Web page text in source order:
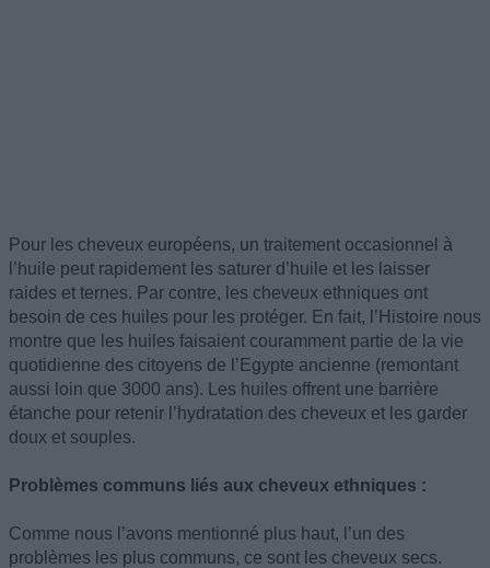
Pour les cheveux européens, un traitement occasionnel à
l’huile peut rapidement les saturer d’huile et les laisser
raides et ternes. Par contre, les cheveux ethniques ont
besoin de ces huiles pour les protéger. En fait, l’Histoire nous
montre que les huiles faisaient couramment partie de la vie
quotidienne des citoyens de l’Egypte ancienne (remontant
aussi loin que 3000 ans). Les huiles offrent une barrière
étanche pour retenir l’hydratation des cheveux et les garder
doux et souples.
Problèmes communs liés aux cheveux ethniques :
Comme nous l’avons mentionné plus haut, l’un des
problèmes les plus communs, ce sont les cheveux secs.